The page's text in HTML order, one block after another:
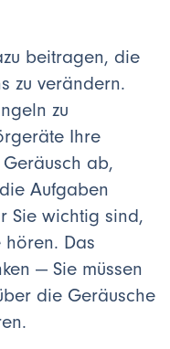
beitragen, die
zu verändern.
zu
Ihre
ab,
Aufgaben
Sie wichtig sind,
Das
— Sie müssen
die Geräusche